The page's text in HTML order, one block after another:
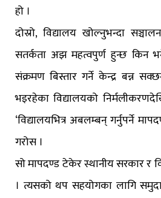
हो ।
दोस्रो, विद्यालय खोल्नुभन्दा
सतर्कता अझ महत्वपुर्ण हुन्छ किन
संक्रमण बिस्तार गर्ने केन्द्र बन्न
भइरहेका विद्यालयको
‘विद्यालयभित्र अबलम्बन् गर्नुपर्ने
गरोस ।
सो मापदण्ड टेकेर स्थानीय सरकार र
। त्यसको थप सहयोगका लागि